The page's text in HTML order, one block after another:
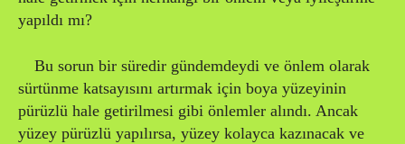
yapıldı mı?
Bu sorun bir süredir gündemdeydi ve önlem olarak
sürtünme katsayısını artırmak için boya yüzeyinin
pürüzlü hale getirilmesi gibi önlemler alındı. Ancak
yüzey pürüzlü yapılırsa, yüzey kolayca kazınacak ve